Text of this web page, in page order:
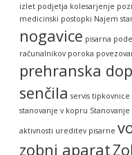
izlet podjetja kolesarjenje
medicinski postopki Najem
nogavice pisarna
računalnikov poroka
prehranska
senčila servis
stanovanje v kopru
aktivnosti ureditev pisarne
zobni aparat